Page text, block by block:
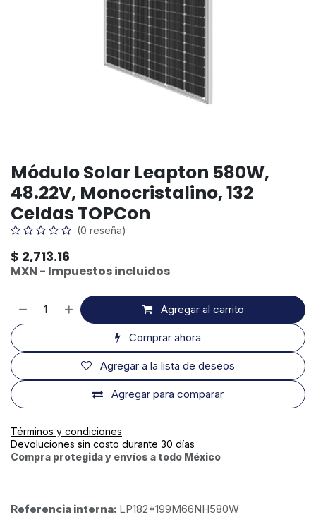
Módulo Solar Leapton 580W,
48.22V, Monocristalino, 132
Celdas TOPCon
(0 reseña)
$ 2,713.16
MXN - Impuestos incluidos
Agregar al carrito
Comprar ahora
Agregar para comparar
Agregar a la lista de deseos
Términos y condiciones
Devoluciones sin costo durante 30 días
Compra protegida y envíos a todo México
Referencia interna: LP182*199M66NH580W